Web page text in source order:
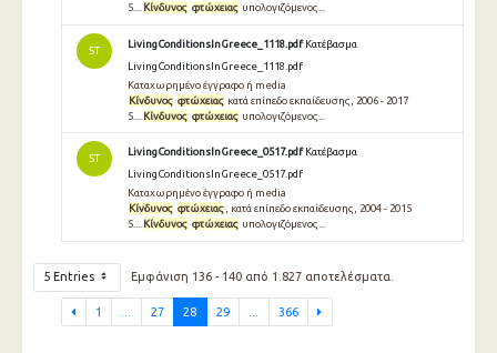
5.... Κίνδυνος φτώχειας υπολογιζόμενος...
ST
LivingConditionsInGreece_1118.pdf Κατέβασμα
LivingConditionsInGreece_1118.pdf
Καταχωρημένο έγγραφο ή media
Κίνδυνος φτώχειας κατά επίπεδο εκπαίδευσης, 2006 - 2017
5....
Κίνδυνος φτώχειας υπολογιζόμενος...
ST
LivingConditionsInGreece_0517.pdf Κατέβασμα
LivingConditionsInGreece_0517.pdf
Καταχωρημένο έγγραφο ή media
Κίνδυνος φτώχειας , κατά επίπεδο εκπαίδευσης, 2004 - 2015
5.... Κίνδυνος φτώχειας υπολογιζόμενος...
5 Entries Εμφάνιση 136 - 140 από 1.827 αποτελέσματα.
1 27 28 29 366